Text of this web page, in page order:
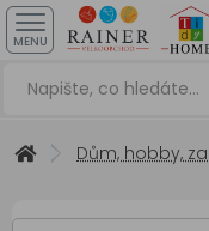
MENU
Dům, hobby,